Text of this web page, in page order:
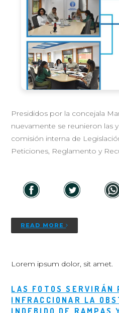
Presididos por la concejala
nuevamente se reunieron las
comisión interna de
Peticiones, Reglamento y
READ MORE
Lorem ipsum dolor, sit amet.
LAS FOTOS SERVIRÁN
INFRACCIONAR LA